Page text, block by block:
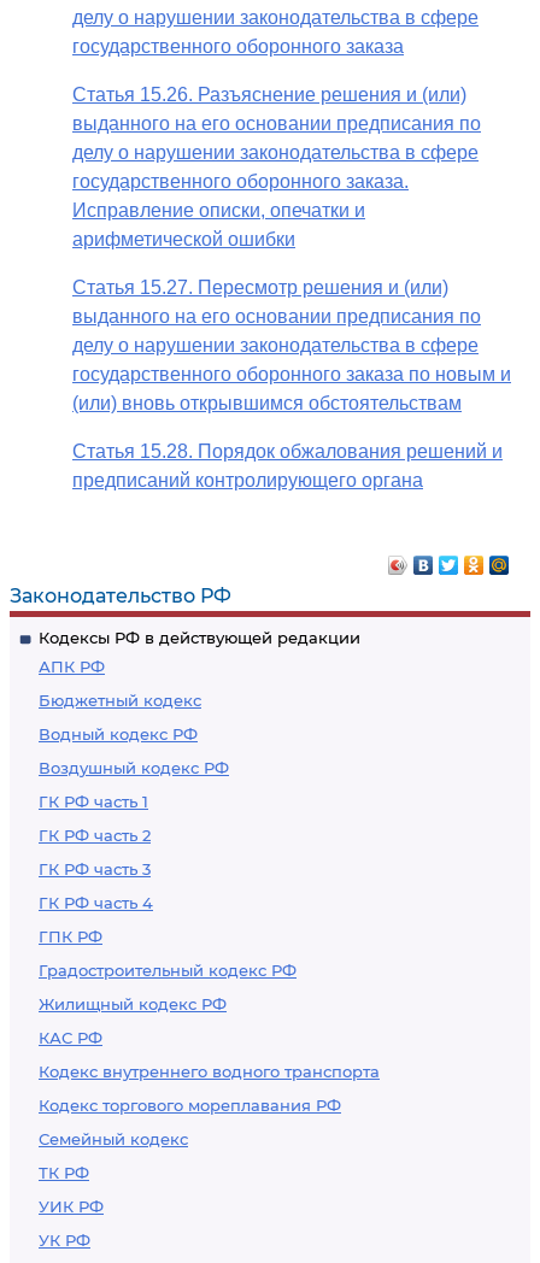
Законодательство РФ
Кодексы РФ в действующей редакции
АПК РФ
Бюджетный кодекс
Водный кодекс РФ
Воздушный кодекс РФ
ГК РФ часть 1
ГК РФ часть 2
ГК РФ часть 3
ГК РФ часть 4
ГПК РФ
Градостроительный кодекс РФ
Жилищный кодекс РФ
КАС РФ
Кодекс внутреннего водного транспорта
Кодекс торгового мореплавания РФ
Семейный кодекс
ТК РФ
УИК РФ
УК РФ
делу о нарушении законодательства в сфере
государственного оборонного заказа
Статья 15.26. Разъяснение решения и (или)
выданного на его основании предписания по
делу о нарушении законодательства в сфере
государственного оборонного заказа.
Исправление описки, опечатки и
арифметической ошибки
Статья 15.27. Пересмотр решения и (или)
выданного на его основании предписания по
делу о нарушении законодательства в сфере
государственного оборонного заказа по новым и
(или) вновь открывшимся обстоятельствам
Статья 15.28. Порядок обжалования решений и
предписаний контролирующего органа